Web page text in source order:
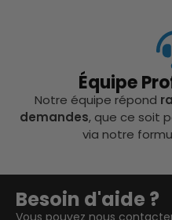
Équipe
Notre équipe répond
demandes, que ce soit
via notre
Besoin d'aide ?
Vous pouvez nous